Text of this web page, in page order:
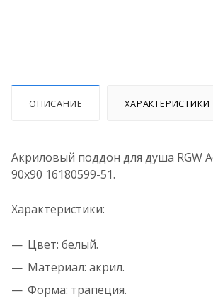
ОПИСАНИЕ ХАРАКТЕРИСТИКИ
Акриловый поддон для душа RGW
90x90 16180599-51.
Характеристики:
Цвет: белый.
Материал: акрил.
Форма: трапеция.